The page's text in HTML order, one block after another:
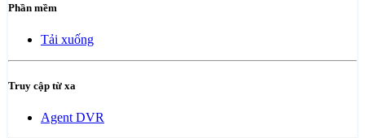
Phần mềm
Tải xuống
Truy cập từ xa
Agent DVR